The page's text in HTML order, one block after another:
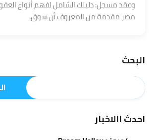
وعقد مسجل: دليلك الشامل لفهم أنواع
مصر مقدمة من المعروف أن سوق.
البحث
احدث االاخبار